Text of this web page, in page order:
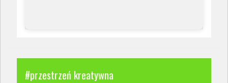
#przestrzeń kreatywna